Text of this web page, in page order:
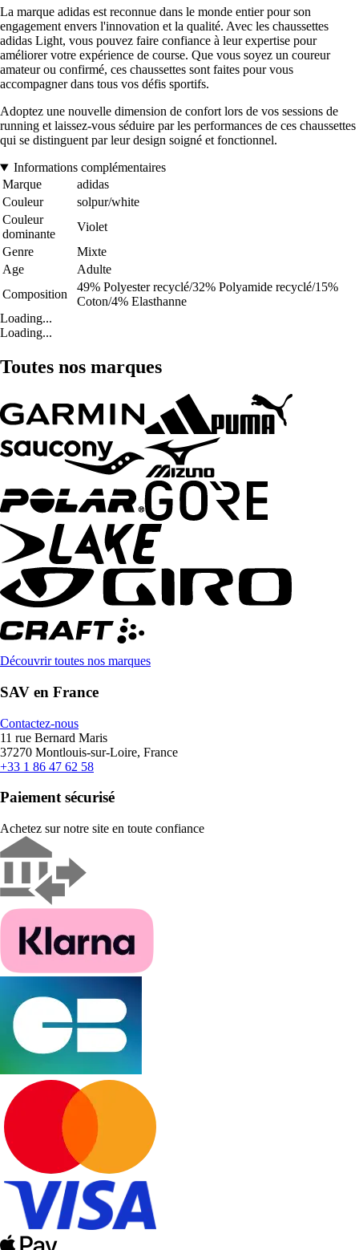
La marque adidas est reconnue dans le monde entier pour son
engagement envers l'innovation et la qualité. Avec les chaussettes
adidas Light, vous pouvez faire confiance à leur expertise pour
améliorer votre expérience de course. Que vous soyez un coureur
amateur ou confirmé, ces chaussettes sont faites pour vous
accompagner dans tous vos défis sportifs.
Adoptez une nouvelle dimension de confort lors de vos sessions de
running et laissez-vous séduire par les performances de ces chaussettes
qui se distinguent par leur design soigné et fonctionnel.
Informations complémentaires
Marque
adidas
Couleur
solpur/white
Couleur
dominante
Violet
Genre
Mixte
Age
Adulte
Composition
49% Polyester recyclé/32% Polyamide recyclé/15%
Coton/4% Elasthanne
Loading...
Loading...
Toutes nos marques
Découvrir toutes nos marques
SAV en France
Contactez-nous
11 rue Bernard Maris
37270 Montlouis-sur-Loire, France
+33 1 86 47 62 58
Paiement sécurisé
Achetez sur notre site en toute confiance